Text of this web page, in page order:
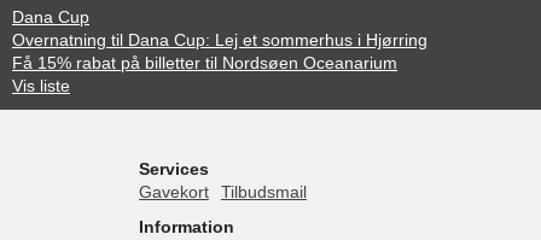
Dana Cup
Overnatning til Dana Cup: Lej et sommerhus i Hjørring
Få 15% rabat på billetter til Nordsøen Oceanarium
Vis liste
Services
Gavekort
Tilbudsmail
Information